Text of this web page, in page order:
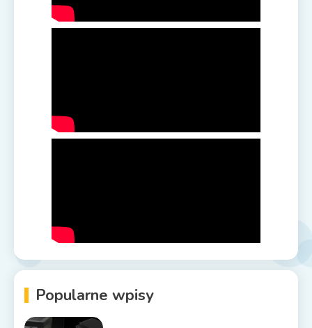
Popularne wpisy